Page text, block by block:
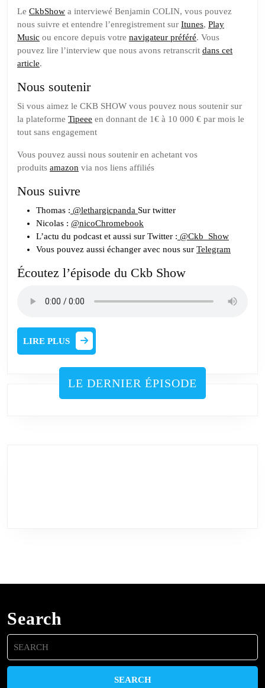
COLIN,
DIRECTEUR
BTOB
ET
Le CkbShow a interviewé Benjamin COLIN, vous pouvez
nous suivre et entendre l’enregistrement sur Itunes, Play
Music ou encore depuis votre navigateur préféré. Vous
pouvez lire l’interview que nous avons retranscrit dans cet
article.
Nous soutenir
Si vous aimez le CKB SHOW vous pouvez nous soutenir sur
la plateforme Tipeee en donnant de 1€ à 10 000 € par mois le
tout sans engagement
Vous pouvez aussi nous soutenir en achetant vos
produits amazon via nos liens affiliés
Nous suivre
Thomas : @lethargicpanda Sur twitter
Nicolas : @nicoChromebook
L’actu du podcast et aussi sur Twitter : @Ckb_Show
Vous pouvez aussi échanger avec nous sur Telegram
Écoutez l’épisode du Ckb Show
LIRE PLUS
PLUS
LE DERNIER ÉPISODE
Search
Search
for: